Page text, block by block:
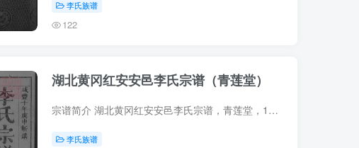
李氏族谱
122
湖北黄冈红安安邑李氏宗谱（青莲堂）
宗谱简介 湖北黄冈红安安邑李氏宗谱，青莲堂，1860年（咸丰10年）李永泌、李绍芳等纂修，9册。始迁祖得一（字泰山），明初自江西饶州府余干县瓦屑坝迁湖北黄冈中和乡石壁冲（明嘉靖四十三年拨属...
李氏族谱